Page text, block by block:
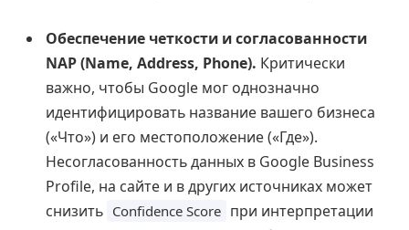
Обеспечение четкости и согласованности
NAP (Name, Address, Phone). Критически
важно, чтобы Google мог однозначно
идентифицировать название вашего бизнеса
(«Что») и его местоположение («Где»).
Несогласованность данных в Google Business
Profile, на сайте и в других источниках может
снизить Confidence Score при интерпретации